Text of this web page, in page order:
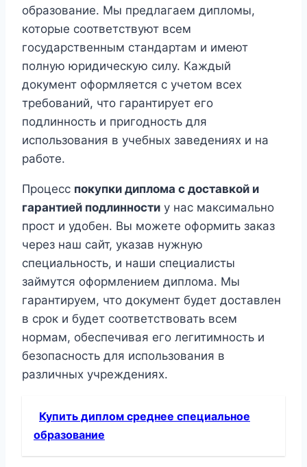
образование. Мы предлагаем дипломы,
которые соответствуют всем
государственным стандартам и имеют
полную юридическую силу. Каждый
документ оформляется с учетом всех
требований, что гарантирует его
подлинность и пригодность для
использования в учебных заведениях и на
работе.
Процесс покупки диплома с доставкой и
гарантией подлинности у нас максимально
прост и удобен. Вы можете оформить заказ
через наш сайт, указав нужную
специальность, и наши специалисты
займутся оформлением диплома. Мы
гарантируем, что документ будет доставлен
в срок и будет соответствовать всем
нормам, обеспечивая его легитимность и
безопасность для использования в
различных учреждениях.
Купить диплом среднее специальное
образование